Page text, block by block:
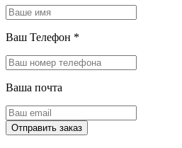
Ваш Телефон *
Ваша почта